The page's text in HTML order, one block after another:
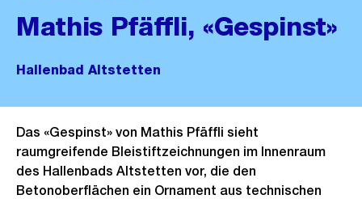
Mathis Pfäffli, «Gespinst»
Hallenbad Altstetten
Das «Gespinst» von Mathis Pfäffli sieht
raumgreifende Bleistiftzeichnungen im Innenraum
des Hallenbads Altstetten vor, die den
Betonoberflächen ein Ornament aus technischen